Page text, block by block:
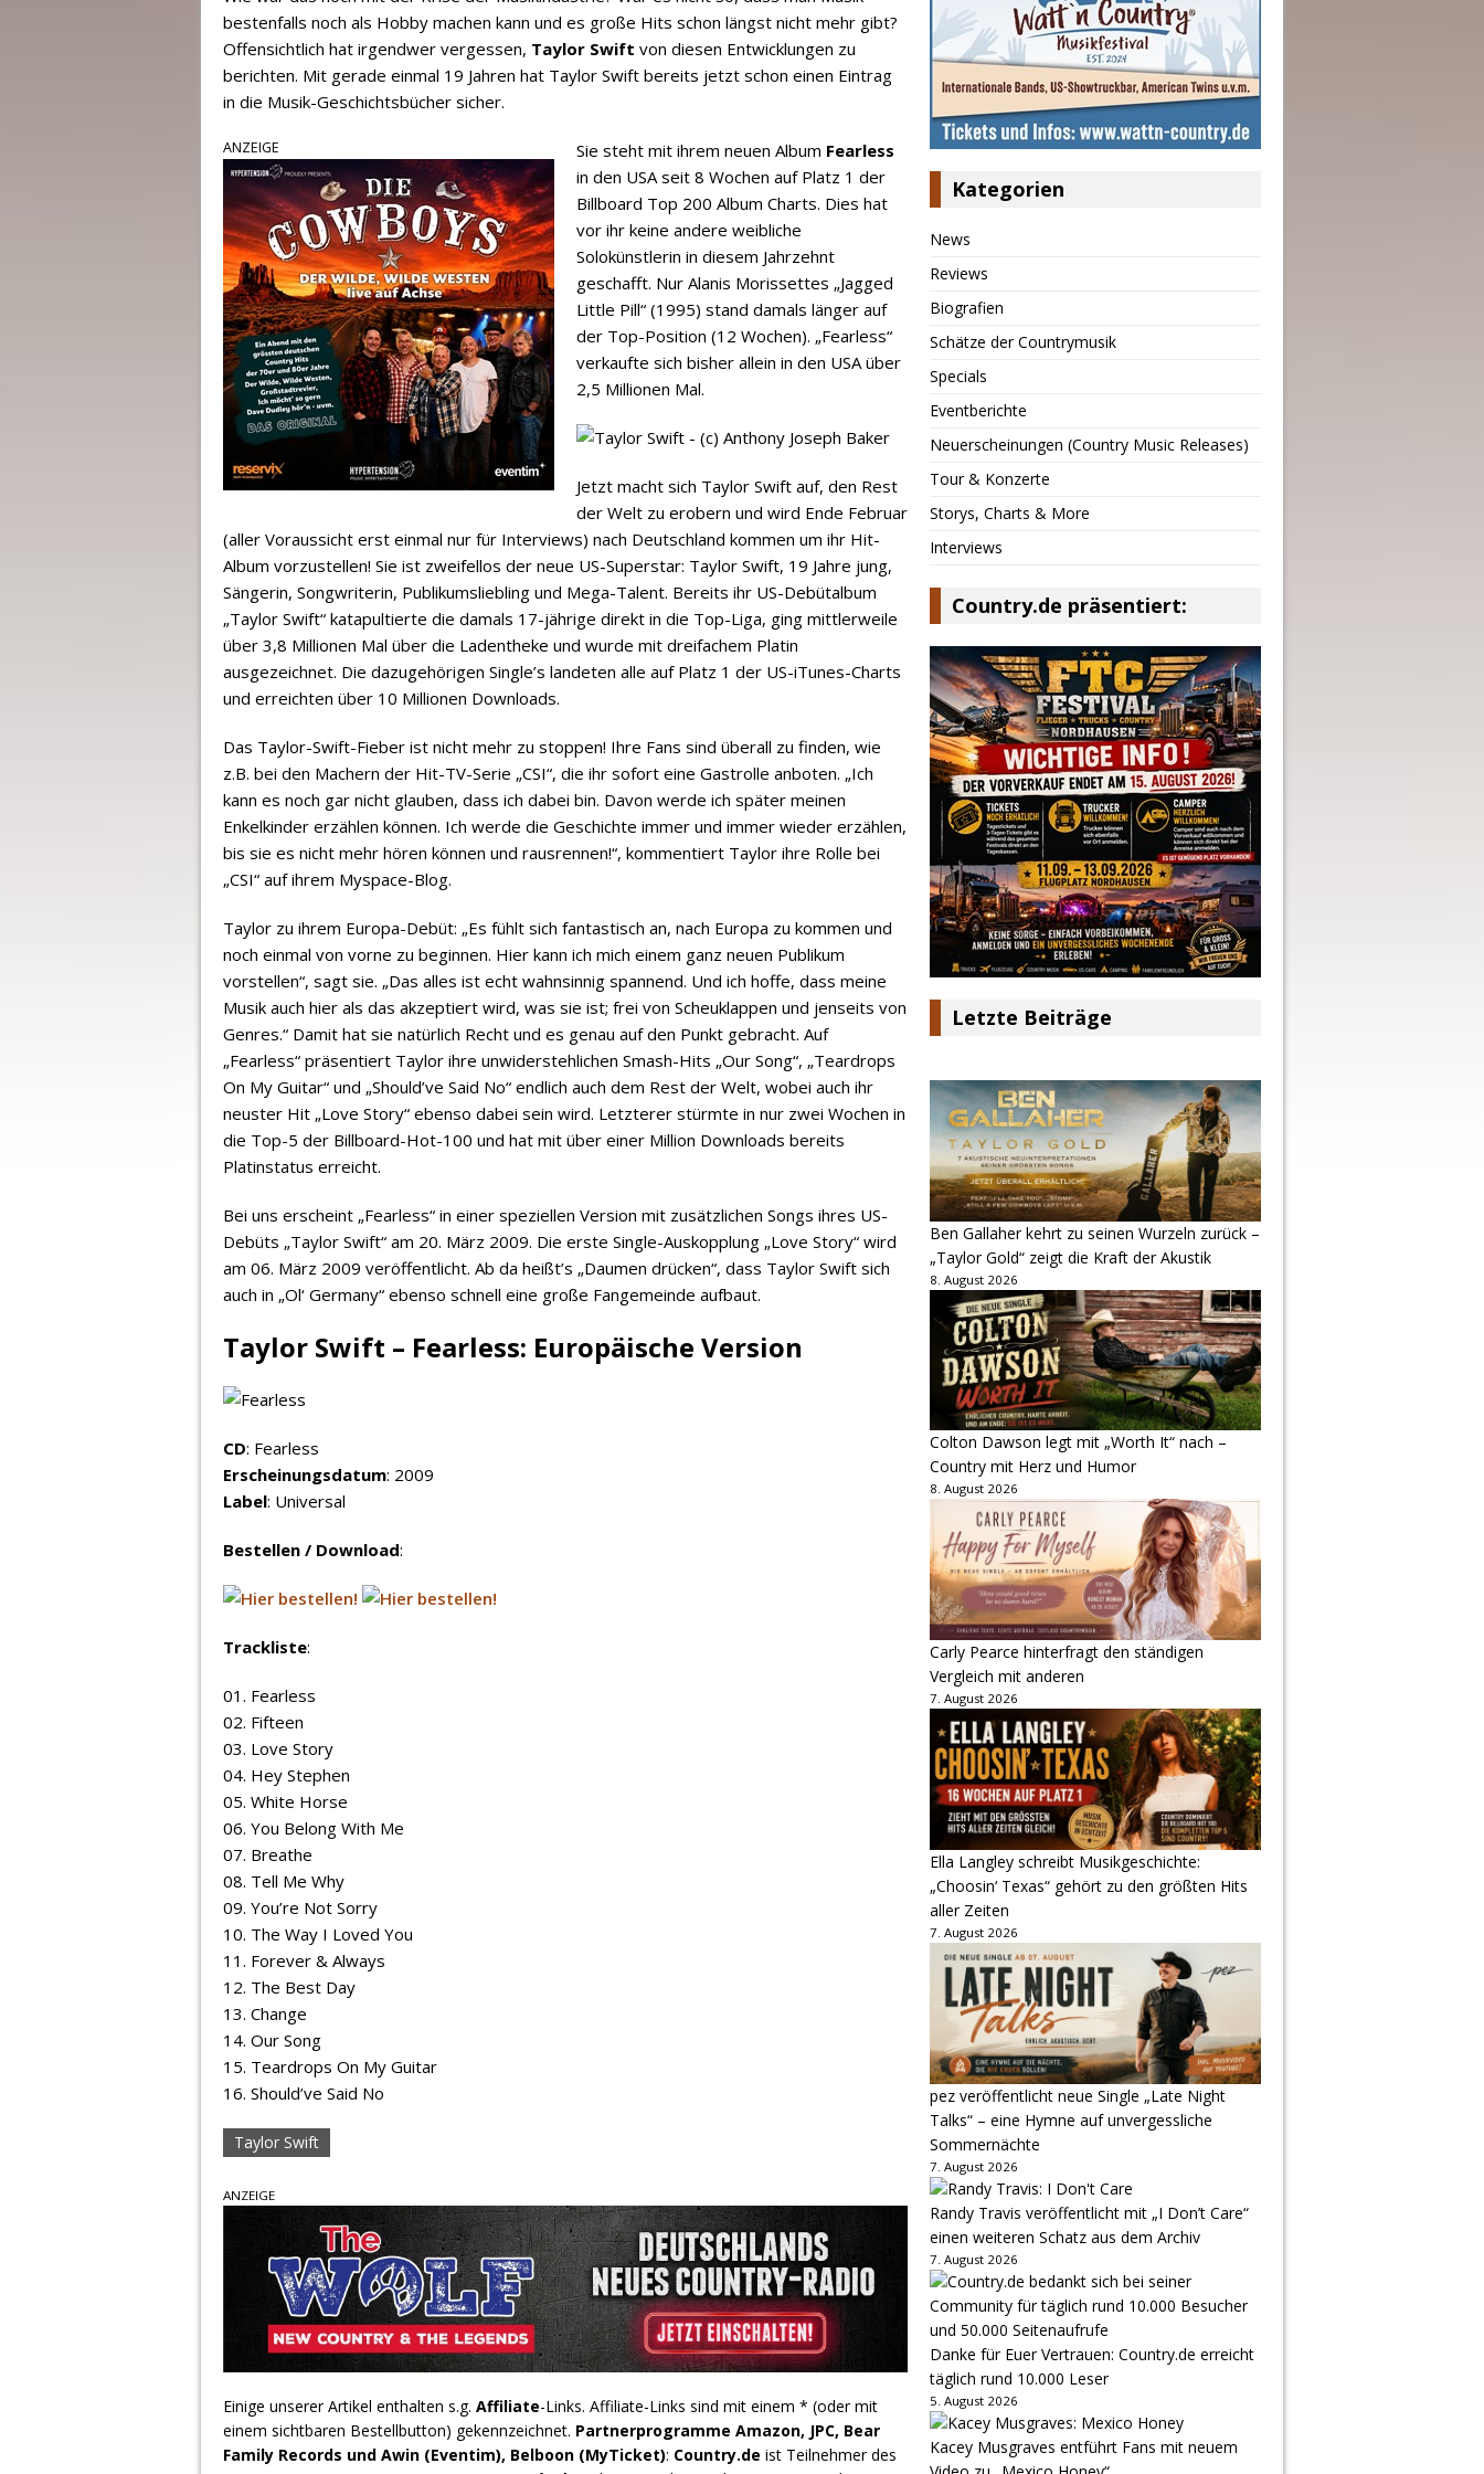
bestenfalls noch als Hobby machen kann und es große Hits schon längst nicht mehr gibt?
Offensichtlich hat irgendwer vergessen, Taylor Swift von diesen Entwicklungen zu
berichten. Mit gerade einmal 19 Jahren hat Taylor Swift bereits jetzt schon einen Eintrag
in die Musik-Geschichtsbücher sicher.
ANZEIGE Sie steht mit ihrem neuen Album Fearless
in den USA seit 8 Wochen auf Platz 1 der
Billboard Top 200 Album Charts. Dies hat
vor ihr keine andere weibliche
Solokünstlerin in diesem Jahrzehnt
geschafft. Nur Alanis Morissettes „Jagged
Little Pill“ (1995) stand damals länger auf
der Top-Position (12 Wochen). „Fearless“
verkaufte sich bisher allein in den USA über
2,5 Millionen Mal.
Jetzt macht sich Taylor Swift auf, den Rest
der Welt zu erobern und wird Ende Februar
(aller Voraussicht erst einmal nur für Interviews) nach Deutschland kommen um ihr Hit-
Album vorzustellen! Sie ist zweifellos der neue US-Superstar: Taylor Swift, 19 Jahre jung,
Sängerin, Songwriterin, Publikumsliebling und Mega-Talent. Bereits ihr US-Debütalbum
„Taylor Swift“ katapultierte die damals 17-jährige direkt in die Top-Liga, ging mittlerweile
über 3,8 Millionen Mal über die Ladentheke und wurde mit dreifachem Platin
ausgezeichnet. Die dazugehörigen Single’s landeten alle auf Platz 1 der US-iTunes-Charts
und erreichten über 10 Millionen Downloads.
Das Taylor-Swift-Fieber ist nicht mehr zu stoppen! Ihre Fans sind überall zu finden, wie
z.B. bei den Machern der Hit-TV-Serie „CSI“, die ihr sofort eine Gastrolle anboten. „Ich
kann es noch gar nicht glauben, dass ich dabei bin. Davon werde ich später meinen
Enkelkinder erzählen können. Ich werde die Geschichte immer und immer wieder erzählen,
bis sie es nicht mehr hören können und rausrennen!“, kommentiert Taylor ihre Rolle bei
„CSI“ auf ihrem Myspace-Blog.
Taylor zu ihrem Europa-Debüt: „Es fühlt sich fantastisch an, nach Europa zu kommen und
noch einmal von vorne zu beginnen. Hier kann ich mich einem ganz neuen Publikum
vorstellen“, sagt sie. „Das alles ist echt wahnsinnig spannend. Und ich hoffe, dass meine
Musik auch hier als das akzeptiert wird, was sie ist; frei von Scheuklappen und jenseits von
Genres.“ Damit hat sie natürlich Recht und es genau auf den Punkt gebracht. Auf
„Fearless“ präsentiert Taylor ihre unwiderstehlichen Smash-Hits „Our Song“, „Teardrops
On My Guitar“ und „Should’ve Said No“ endlich auch dem Rest der Welt, wobei auch ihr
neuster Hit „Love Story“ ebenso dabei sein wird. Letzterer stürmte in nur zwei Wochen in
die Top-5 der Billboard-Hot-100 und hat mit über einer Million Downloads bereits
Platinstatus erreicht.
Bei uns erscheint „Fearless“ in einer speziellen Version mit zusätzlichen Songs ihres US-
Debüts „Taylor Swift“ am 20. März 2009. Die erste Single-Auskopplung „Love Story“ wird
am 06. März 2009 veröffentlicht. Ab da heißt’s „Daumen drücken“, dass Taylor Swift sich
auch in „Ol‘ Germany“ ebenso schnell eine große Fangemeinde aufbaut.
Taylor Swift – Fearless: Europäische Version
CD: Fearless
Erscheinungsdatum: 2009
Label: Universal
Bestellen / Download:
Trackliste:
01. Fearless
02. Fifteen
03. Love Story
04. Hey Stephen
05. White Horse
06. You Belong With Me
07. Breathe
08. Tell Me Why
09. You’re Not Sorry
10. The Way I Loved You
11. Forever & Always
12. The Best Day
13. Change
14. Our Song
15. Teardrops On My Guitar
16. Should’ve Said No
Taylor Swift
ANZEIGE
Einige unserer Artikel enthalten s.g. Affiliate-Links. Affiliate-Links sind mit einem * (oder mit
einem sichtbaren Bestellbutton) gekennzeichnet. Partnerprogramme Amazon, JPC, Bear
Family Records und Awin (Eventim), Belboon (MyTicket): Country.de ist Teilnehmer des
Kategorien
News
Reviews
Biografien
Schätze der Countrymusik
Specials
Eventberichte
Neuerscheinungen (Country Music Releases)
Tour & Konzerte
Storys, Charts & More
Interviews
Country.de präsentiert:
Letzte Beiträge
Ben Gallaher kehrt zu seinen Wurzeln zurück –
„Taylor Gold“ zeigt die Kraft der Akustik
8. August 2026
Colton Dawson legt mit „Worth It“ nach –
Country mit Herz und Humor
8. August 2026
Carly Pearce hinterfragt den ständigen
Vergleich mit anderen
7. August 2026
Ella Langley schreibt Musikgeschichte:
„Choosin‘ Texas“ gehört zu den größten Hits
aller Zeiten
7. August 2026
pez veröffentlicht neue Single „Late Night
Talks“ – eine Hymne auf unvergessliche
Sommernächte
7. August 2026
Randy Travis veröffentlicht mit „I Don’t Care“
einen weiteren Schatz aus dem Archiv
7. August 2026
Danke für Euer Vertrauen: Country.de erreicht
täglich rund 10.000 Leser
5. August 2026
Kacey Musgraves entführt Fans mit neuem